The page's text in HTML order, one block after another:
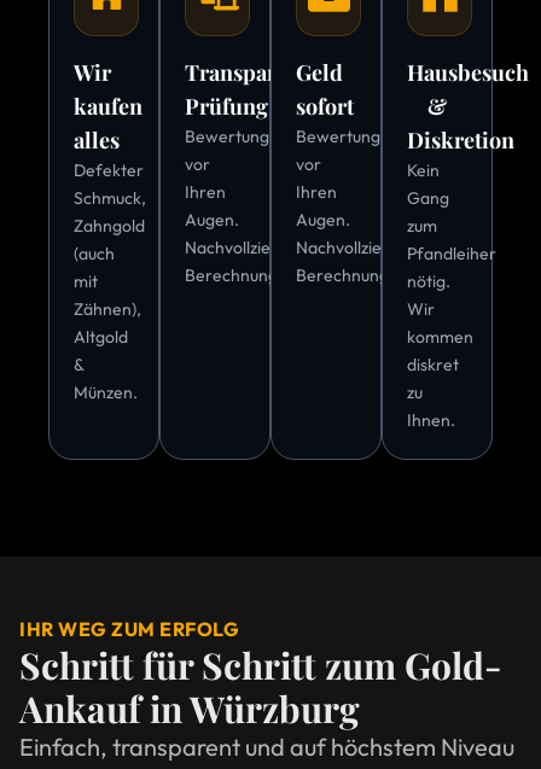
Wir
kaufen
alles
Defekter
Schmuck,
Zahngold
(auch
mit
Zähnen),
Altgold
&
Münzen.
Transparente
Prüfung
Bewertung
vor
Ihren
Augen.
Nachvollziehbare
Berechnung.
Geld
sofort
Bewertung
vor
Ihren
Augen.
Nachvollziehbare
Berechnung.
Hausbesuch
&
Diskretion
Kein
Gang
zum
Pfandleiher
nötig.
Wir
kommen
diskret
zu
Ihnen.
IHR WEG ZUM ERFOLG
Schritt für Schritt zum Gold-
Ankauf in Würzburg
Einfach, transparent und auf höchstem Niveau